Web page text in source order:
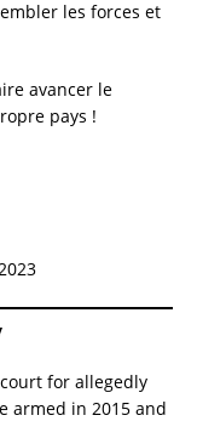
les forces et
avancer le
pays !
for allegedly
armed in 2015 and